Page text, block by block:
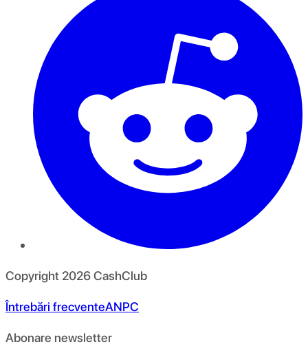
Copyright 2026CashClub
Întrebări frecventeANPC
Abonare newsletter